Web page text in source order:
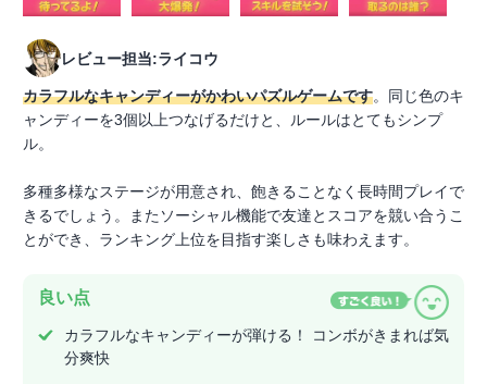
レビュー担当:ライコウ
カラフルなキャンディーがかわいパズルゲームです。同じ色のキ
ャンディーを3個以上つなげるだけと、ルールはとてもシンプ
ル。
多種多様なステージが用意され、飽きることなく長時間プレイで
きるでしょう。またソーシャル機能で友達とスコアを競い合うこ
とができ、ランキング上位を目指す楽しさも味わえます。
良い点
カラフルなキャンディーが弾ける！ コンボがきまれば気
分爽快